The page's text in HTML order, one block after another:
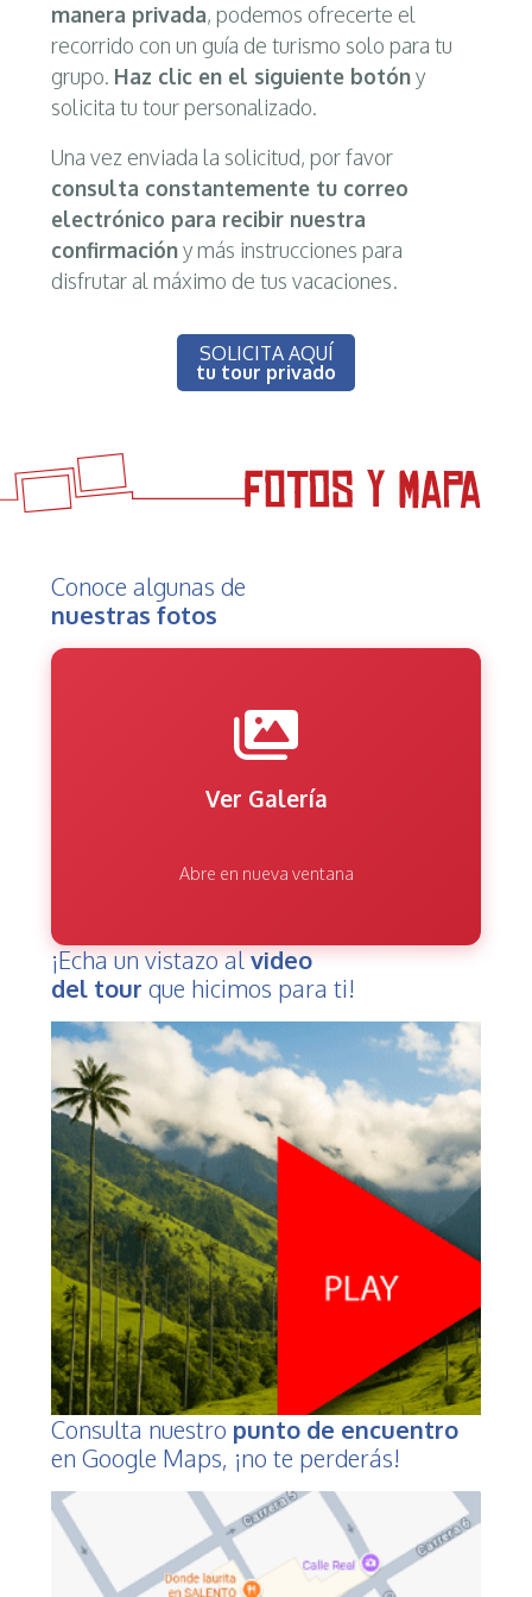
manera privada, podemos ofrecerte el
recorrido con un guía de turismo solo para tu
grupo. Haz clic en el siguiente botóny
solicita tu tour personalizado.
Una vez enviada la solicitud, por favor
consulta constantemente tu correo
electrónico para recibir nuestra
confirmacióny más instrucciones para
disfrutar al máximo de tus vacaciones.
SOLICITA AQUÍ
tu tour privado
Conoce algunas de
nuestras fotos
Ver Galería
Abre en nueva ventana
¡Echa un vistazo alvideo
del tour que hicimos para ti!
Consulta nuestro punto de encuentro
en Google Maps, ¡no te perderás!